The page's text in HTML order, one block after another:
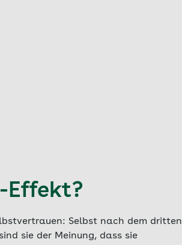
Effekt?
Selbst nach dem dritten
sie der Meinung, dass sie